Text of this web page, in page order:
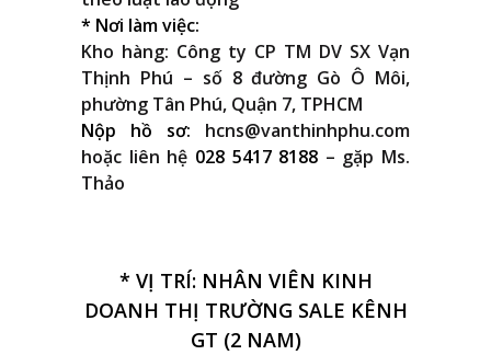
* Nơi làm việc:
Kho hàng: Công ty CP TM DV SX Vạn
Thịnh Phú – số 8 đường Gò Ô Môi,
phường Tân Phú, Quận 7, TPHCM
Nộp hồ sơ: hcns@vanthinhphu.com
hoặc liên hệ 028 5417 8188 – gặp Ms.
Thảo
* VỊ TRÍ: NHÂN VIÊN KINH
DOANH THỊ TRƯỜNG SALE KÊNH
GT (2 NAM)